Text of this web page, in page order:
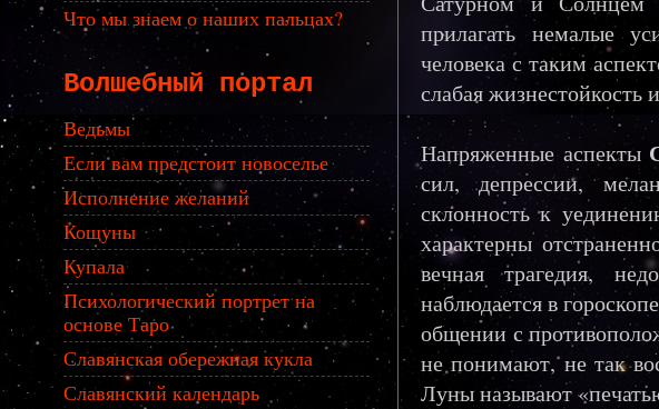
прилагать немалые
человека с таким
слабая жизнестойкость
Напряженные аспекты
сил, депрессии,
склонность к
характерны
вечная трагедия,
наблюдается в
общении с
не понимают, не так
Луны называют
Что мы знаем о наших пальцах?
Волшебный портал
Ведьмы
Если вам предстоит новоселье
Исполнение желаний
Кощуны
Купала
Психологический портрет на
основе Таро
Славянская обережная кукла
Славянский календарь